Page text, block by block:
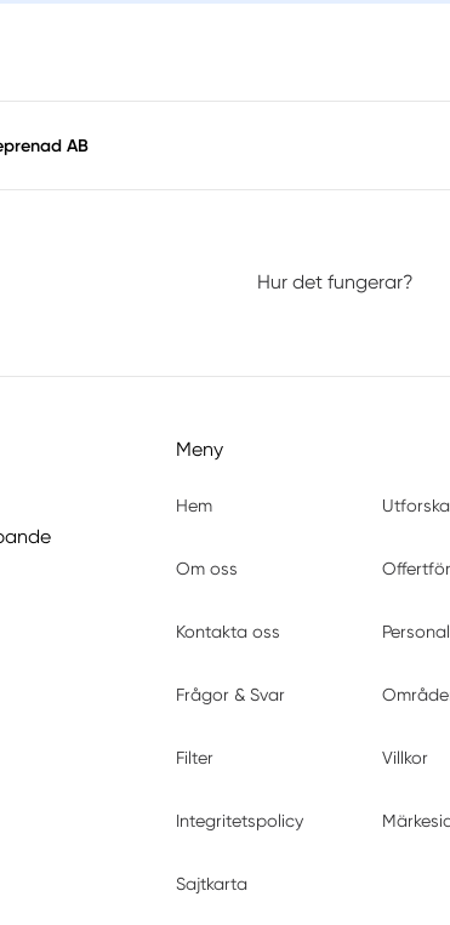
AB
Hur det fungerar?
Meny
Hem Utforska
Om oss
Kontakta oss Personal
Frågor & Svar
Filter Villkor
Integritetspolicy
Sajtkarta